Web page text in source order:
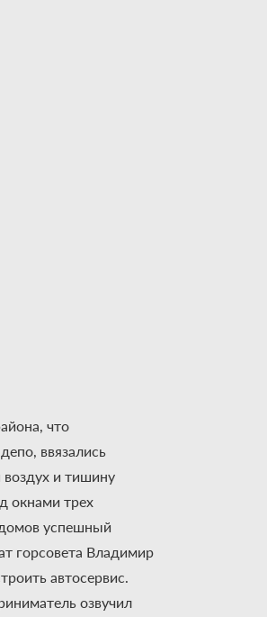
что
ввязались
воздух и тишину
окнами трех
успешный
горсовета Владимир
автосервис.
озвучил